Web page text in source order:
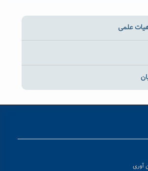
علمی
آوری